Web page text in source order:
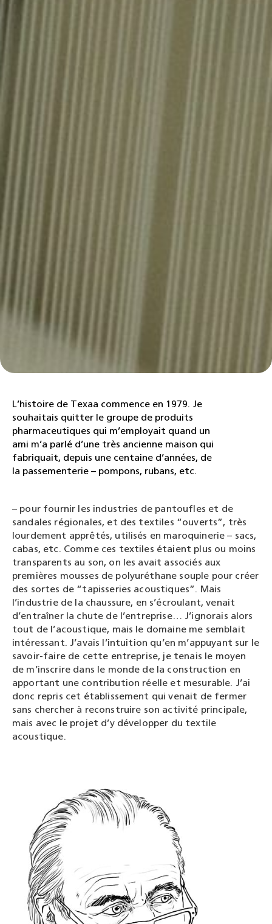
L’histoire de Texaa commence en 1979. Je
souhaitais quitter le groupe de produits
pharmaceutiques qui m’employait quand un
ami m’a parlé d’une très ancienne maison qui
fabriquait, depuis une centaine d’années, de
la passementerie – pompons, rubans, etc.
– pour fournir les industries de pantoufles et de
sandales régionales, et des textiles “ouverts”, très
lourdement apprêtés, utilisés en maroquinerie – sacs,
cabas, etc. Comme ces textiles étaient plus ou moins
transparents au son, on les avait associés aux
premières mousses de polyuréthane souple pour créer
des sortes de “tapisseries acoustiques”. Mais
l’industrie de la chaussure, en s’écroulant, venait
d’entraîner la chute de l’entreprise… J’ignorais alors
tout de l’acoustique, mais le domaine me semblait
intéressant. J’avais l’intuition qu’en m’appuyant sur le
savoir-faire de cette entreprise, je tenais le moyen
de m’inscrire dans le monde de la construction en
apportant une contribution réelle et mesurable. J’ai
donc repris cet établissement qui venait de fermer
sans chercher à reconstruire son activité principale,
mais avec le projet d’y développer du textile
acoustique.